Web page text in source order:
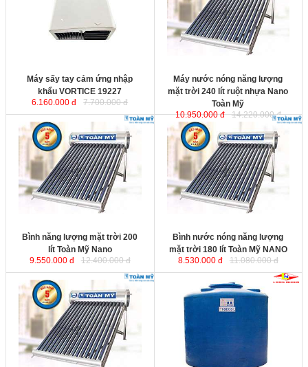
Máy sấy tay cảm ứng nhập
khẩu VORTICE 19227
6.160.000 đ
7.700.000 đ
bằng nhựa Nano, công nghệ an
toàn cho nguồn nước nhiễm mặn,
nhiễm phèn. An toàn tuyệt đối với
sức khỏe con người, chịu nhiệt cao
Máy nước nóng năng lượng
mặt trời 240 lít ruột nhựa Nano
Toàn Mỹ
10.950.000 đ
14.220.000 đ
Bình năng lượng mặt trời 200 lít
Toàn Mỹ Nano với ruột bình bảo ôn
sản xuất bằng nhựa Nano, công
nghệ an toàn cho nguồn nước
nhiễm mặn, nhiễm phèn. An toàn
tuyệt đối với sức khỏe con người,
chịu nhiệt cao lên tới 150 độ C.
: 1740x1810x1230 mm.
Bình năng lượng mặt trời 200
lít Toàn Mỹ Nano
9.550.000 đ
12.400.000 đ
Bình nước nóng năng lượng mặt
trời 180 lít Toàn Mỹ NANO với ruột
bình bảo ôn sản xuất bằng nhựa
Nano, công nghệ an toàn cho
nguồn nước nhiễm mặn, nhiễm
phèn. An toàn tuyệt đối với sức
khỏe con người, chịu nhiệt cao lên
Bình nước nóng năng lượng
mặt trời 180 lít Toàn Mỹ NANO
8.530.000 đ
11.080.000 đ
Máy nước nóng năng lượng mặt
trời 160L Toàn Mỹ NANO
Bồn nhựa 10000 lít đứng giá rẻ
Long Nhiên được sản xuất từ nhựa
nguyên sinh đảm bảo an toàn thực
phẩm. Sản phẩm dùng để chứa
nước sạch, nước nhiễm phèn,
nhiễm mặn và hóa chất.
Đường kính